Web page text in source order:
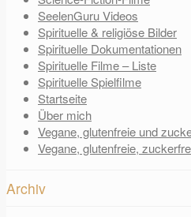
SeelenGuru Videos
Spirituelle & religiöse Bilder
Spirituelle Dokumentationen
Spirituelle Filme – Liste
Spirituelle Spielfilme
Startseite
Über mich
Vegane, glutenfreie und
Vegane, glutenfreie,
Archiv